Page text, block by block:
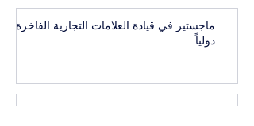
ماجستير في قيادة العلامات التجارية الفاخرة
دولياً